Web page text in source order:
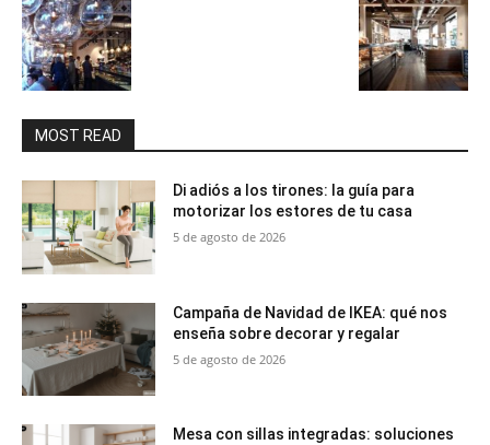
MOST READ
Di adiós a los tirones: la guía para
motorizar los estores de tu casa
5 de agosto de 2026
Campaña de Navidad de IKEA: qué nos
enseña sobre decorar y regalar
5 de agosto de 2026
Mesa con sillas integradas: soluciones